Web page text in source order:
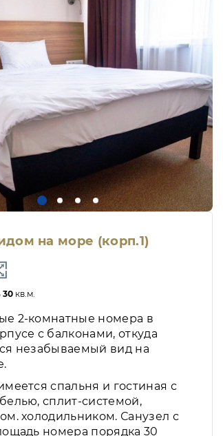
на море (корп.1)
30 кв.м.
2-комнатные номера в
с балконами, откуда
незабываемый вид на
спальня и гостиная с
сплит-системой,
холодильником. Санузел с
номера порядка 30